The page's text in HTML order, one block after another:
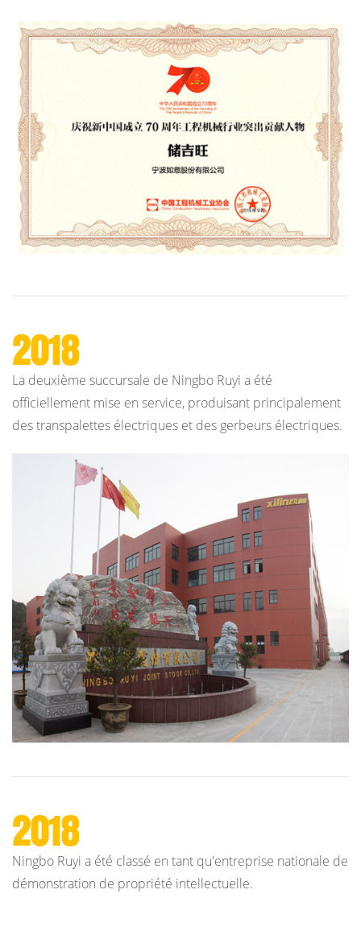
2018
La deuxième succursale de Ningbo Ruyi a été
officiellement mise en service, produisant principalement
des transpalettes électriques et des gerbeurs électriques.
2018
Ningbo Ruyi a été classé en tant qu'entreprise nationale de
démonstration de propriété intellectuelle.